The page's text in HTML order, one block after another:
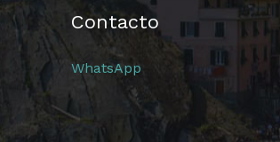
Contacto
WhatsApp